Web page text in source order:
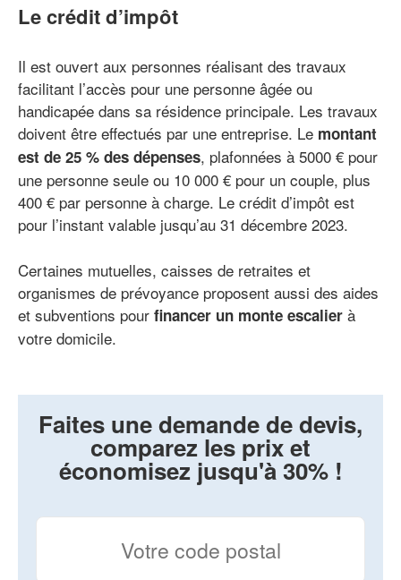
Le crédit d’impôt
Il est ouvert aux personnes réalisant des travaux
facilitant l’accès pour une personne âgée ou
handicapée dans sa résidence principale. Les travaux
doivent être effectués par une entreprise. Le montant
est de 25 % des dépenses, plafonnées à 5000 € pour
une personne seule ou 10 000 € pour un couple, plus
400 € par personne à charge. Le crédit d’impôt est
pour l’instant valable jusqu’au 31 décembre 2023.
Certaines mutuelles, caisses de retraites et
organismes de prévoyance proposent aussi des aides
et subventions pour financer un monte escalier à
votre domicile.
Faites une demande de devis,
comparez les prix et
économisez jusqu'à 30% !